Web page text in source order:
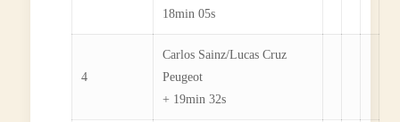
18min 05s
4
Carlos Sainz/Lucas Cruz
Peugeot
+ 19min 32s